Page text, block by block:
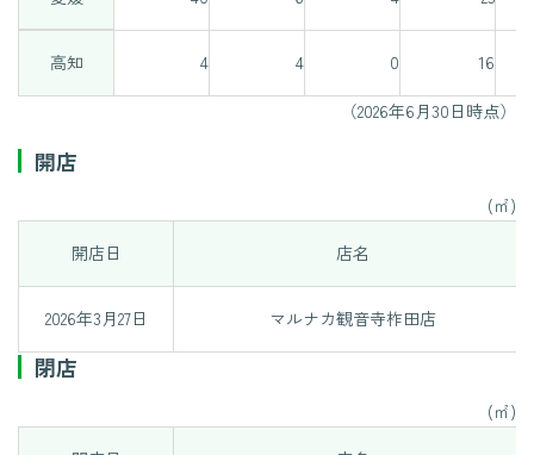
高知 4 4 0 16
（2026年6月30日時点）
開店
(㎡)
開店日
店名
2026年3月27日 マルナカ観音寺柞田店
閉店
(㎡)